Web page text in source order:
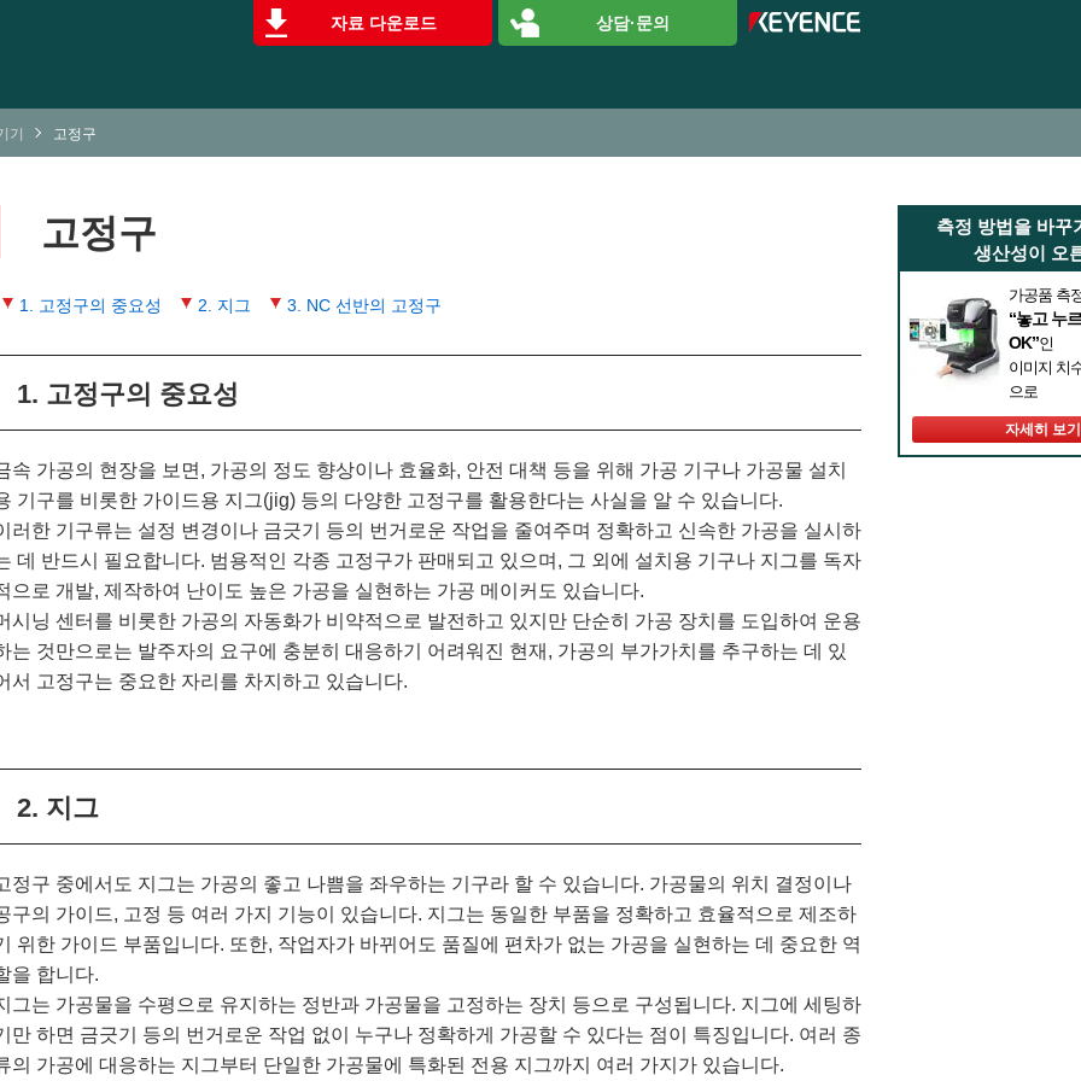
자료 다운로드 상담·문의
기 고정구
고정구
1. 고정구의 중요성 2. 지그 3. NC 선반의 고정구
1. 고정구의 중요성
속 가공의 현장을 보면, 가공의 정도 향상이나 효율화, 안전 대책 등을 위해 가공 기구나 가공물 설치
기구를 비롯한 가이드용 지그(jig) 등의 다양한 고정구를 활용한다는 사실을 알 수 있습니다.
러한 기구류는 설정 변경이나 금긋기 등의 번거로운 작업을 줄여주며 정확하고 신속한 가공을 실시하
데 반드시 필요합니다. 범용적인 각종 고정구가 판매되고 있으며, 그 외에 설치용 기구나 지그를 독자
으로 개발, 제작하여 난이도 높은 가공을 실현하는 가공 메이커도 있습니다.
시닝 센터를 비롯한 가공의 자동화가 비약적으로 발전하고 있지만 단순히 가공 장치를 도입하여 운용
는 것만으로는 발주자의 요구에 충분히 대응하기 어려워진 현재, 가공의 부가가치를 추구하는 데 있
서 고정구는 중요한 자리를 차지하고 있습니다.
2. 지그
정구 중에서도 지그는 가공의 좋고 나쁨을 좌우하는 기구라 할 수 있습니다. 가공물의 위치 결정이나
구의 가이드, 고정 등 여러 가지 기능이 있습니다. 지그는 동일한 부품을 정확하고 효율적으로 제조하
위한 가이드 부품입니다. 또한, 작업자가 바뀌어도 품질에 편차가 없는 가공을 실현하는 데 중요한 역
을 합니다.
그는 가공물을 수평으로 유지하는 정반과 가공물을 고정하는 장치 등으로 구성됩니다. 지그에 세팅하
만 하면 금긋기 등의 번거로운 작업 없이 누구나 정확하게 가공할 수 있다는 점이 특징입니다. 여러 종
의 가공에 대응하는 지그부터 단일한 가공물에 특화된 전용 지그까지 여러 가지가 있습니다.
측정 방법을 바꾸
생산성이 오
가공품 측
“놓고 누
OK”인
이미지 치
으로
자세히 보기